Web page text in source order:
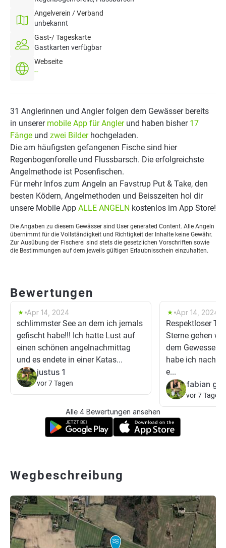
Angelverein / Verband
unbekannt
Gast-/ Tageskarte
Gastkarten verfügbar
Webseite
--
31 Anglerinnen und Angler folgen dem Gewässer bereits
in unserer mobile App für Anglerund haben bisher 17
Fänge und zwei Bilderhochgeladen.
Die am häufigsten gefangenen Fische sind hier
Regenbogenforelle und Flussbarsch. Die erfolgreichste
Angelmethode ist Posenfischen.
Für mehr Infos zum Angeln an Favstrup Put & Take, den
besten Ködern, Angelmethoden und Beisszeiten hol dir
unsere Mobile App ALLE ANGELN kostenlos im App Store!
Die Angaben zu diesem Gewässer sind User generated Content. Alle Angeln
übernimmt für die Vollständigkeit und Richtigkeit der Inhalte keine Gewähr.
Zur Ausübung der Fischerei sind stets die gesetzlichen Vorschriften sowie
die Bestimmungen auf dem jeweils gültigen Erlaubnisschein einzuhalten.
Bewertungen
Apr 14, 2024
schlimmster See an dem ich jemals
gefischt habe!!! Ich hatte Lust auf
einen schönen angelnachmittag
und es endete in einer Katas...
justus 1
vor 7 Tagen
Apr 14, 2024
Respektloser
Sterne gehen
dem Gewesser
habe ich
e...
fabian
vor 7 Tagen
Alle 4 Bewertungen ansehen
Wegbeschreibung